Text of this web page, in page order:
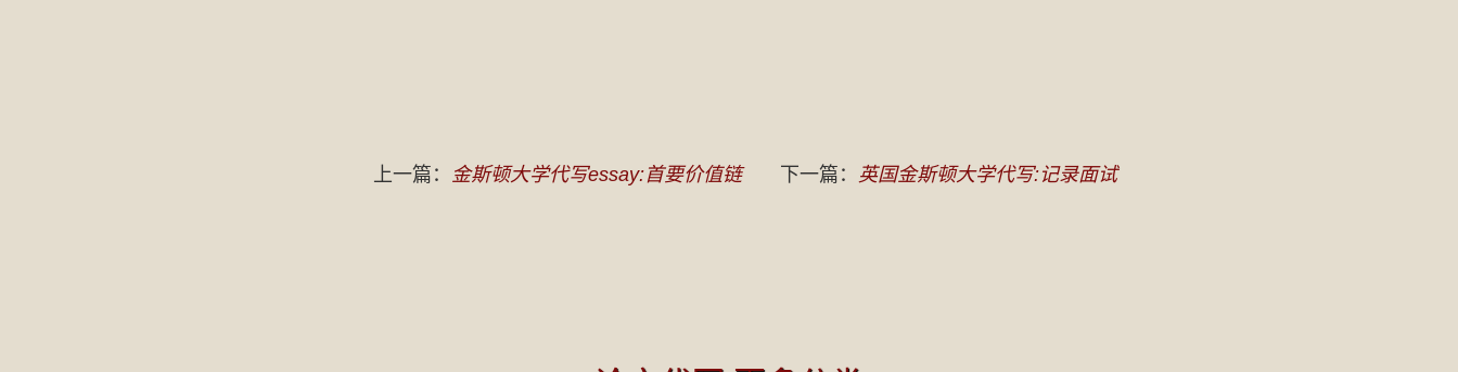
上一篇： 金斯顿大学代写essay:首要价值链 下一篇： 英国金斯顿大学代写:记录面试